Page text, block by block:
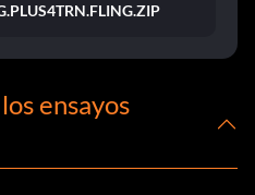
ensayos